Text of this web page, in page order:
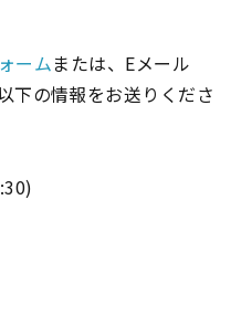
ームまたは、Eメール
の情報をお送りくださ